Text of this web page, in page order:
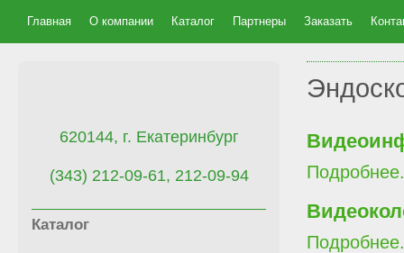
Главная О компании Каталог Партнеры Заказать
620144, г. Екатеринбург
(343) 212-09-61, 212-09-94
Каталог